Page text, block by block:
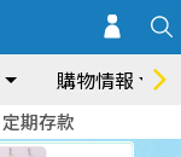
購物情報
定期存款